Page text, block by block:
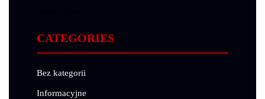
CATEGORIES
Bez kategorii
Informacyjne